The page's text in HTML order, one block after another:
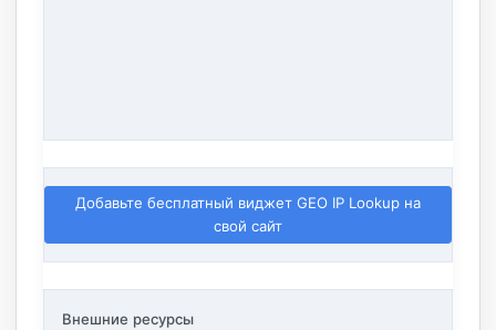
Добавьте бесплатный виджет GEO IP Lookup на
свой сайт
Внешние ресурсы